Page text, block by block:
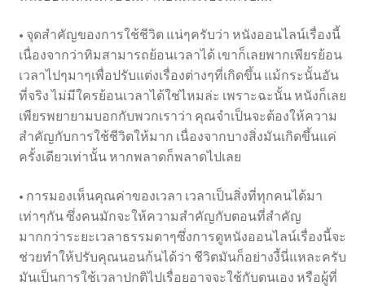
• จุดสำคัญของการใช้ชีวิต แน่ๆครับว่า หนังออนไลน์เรื่องนี้
เนื่องจากว่าทิมสามารถย้อนเวลาได้ เขาก็เลยพากเพียรย้อน
เวลาไปๆมาๆเพื่อปรับแต่งเรื่องต่างๆที่เกิดขึ้น แม้กระนั้นอัน
ที่จริง ไม่มีใครย้อนเวลาได้ใช่ไหมล่ะ เพราะฉะนั้น หนังก็เลย
เพียรพยายามบอกกับพวกเราว่า คุณจำเป็นจะต้องให้ความ
สำคัญกับการใช้ชีวิตให้มาก เนื่องจากบางสิ่งมันเกิดขึ้นแค่
ครั้งเดียวเท่านั้น หากพลาดก็พลาดไปเลย
• การมองเห็นคุณค่าของเวลา เวลาเป็นสิ่งที่ทุกคนได้มา
เท่าๆกัน ซึ่งคนมักจะให้ความสำคัญกับตอนที่สำคัญ
มากกว่าระยะเวลาธรรมดาๆซึ่งการดูหนังออนไลน์เรื่องนี้จะ
ช่วยทำให้ปรับคุณนอนก้นได้ว่า ชีวิตมันก็อย่างงี้นี่แหละครับ
มันเป็นการใช้เวลาปกติไปเรื่อยอาจจะใช้กับตนเอง หรือผู้ที่